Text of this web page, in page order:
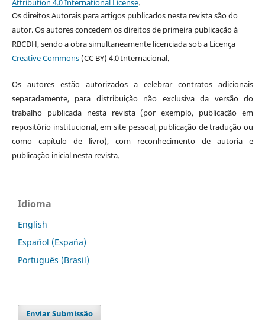
Attribution 4.0 International License.
Os direitos Autorais para artigos publicados nesta revista são do
autor. Os autores concedem os direitos de primeira publicação à
RBCDH, sendo a obra simultaneamente licenciada sob a Licença
Creative Commons(CC BY) 4.0 Internacional.
Os autores estão autorizados a celebrar contratos adicionais
separadamente, para distribuição não exclusiva da versão do
trabalho publicada nesta revista (por exemplo, publicação em
repositório institucional, em site pessoal, publicação de tradução ou
como capítulo de livro), com reconhecimento de autoria e
publicação inicial nesta revista.
Idioma
English
Español (España)
Português (Brasil)
Enviar Submissão